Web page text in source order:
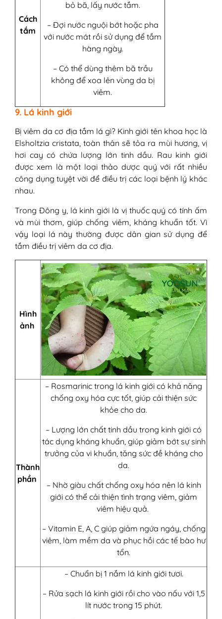
Cách
tắm
bỏ bã, lấy nước tắm.
– Đợi nước nguội bớt hoặc pha
với nước mát rồi sử dụng để tắm
hàng ngày.
– Có thể dùng thêm bã trầu
không để xoa lên vùng da bị
viêm.
9. Lá kinh giới
Bị viêm da cơ địa tắm lá gì? Kinh giới tên khoa học là
Elsholtzia cristata, toàn thân sẽ tỏa ra mùi hương, vị
hơi cay có chứa lượng lớn tinh dầu. Rau kinh giới
được xem là một loại thảo dược quý với rất nhiều
công dụng tuyệt vời để điều trị các loại bệnh lý khác
nhau.
Trong Đông y, lá kinh giới là vị thuốc quý có tính ấm
và mùi thơm, giúp chống viêm, kháng khuẩn tốt. Vì
vậy loại lá này thường được dân gian sử dụng để
tắm điều trị viêm da cơ địa.
Hình
ảnh
Thành
phần
– Rosmarinic trong lá kinh giới có khả năng
chống oxy hóa cực tốt, giúp cải thiện sức
khỏe cho da.
– Lượng lớn chất tinh dầu trong kinh giới có
tác dụng kháng khuẩn, giúp giảm bớt sự sinh
trưởng của vi khuẩn, tăng sức đề kháng cho
da.
– Nhờ giàu chất chống oxy hóa nên lá kinh
giới có thể cải thiện tình trạng viêm, giảm
viêm hiệu quả.
– Vitamin E, A, C giúp giảm ngứa ngáy, chống
viêm, làm mềm da và phục hồi các tế bào hư
tổn.
– Chuẩn bị 1 nắm lá kinh giới tươi.
– Rửa sạch lá kinh giới rồi cho vào nấu với 1,5
lít nước trong 15 phút.